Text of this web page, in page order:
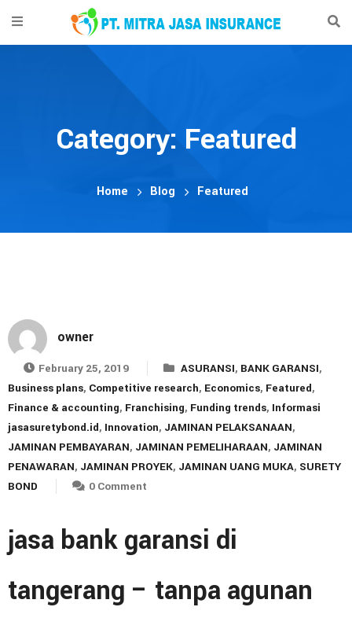
Home
ContactCategory: Featured
Home Blog Featured
owner
February 25, 2019 ASURANSI, BANK GARANSI,
Business plans, Competitive research, Economics, Featured,
Finance & accounting, Franchising, Funding trends, Informasi
jasasuretybond.id, Innovation, JAMINAN PELAKSANAAN,
JAMINAN PEMBAYARAN, JAMINAN PEMELIHARAAN, JAMINAN
PENAWARAN, JAMINAN PROYEK, JAMINAN UANG MUKA, SURETY
BOND
0 Comment
jasa bank garansi di
tangerang – tanpa agunan